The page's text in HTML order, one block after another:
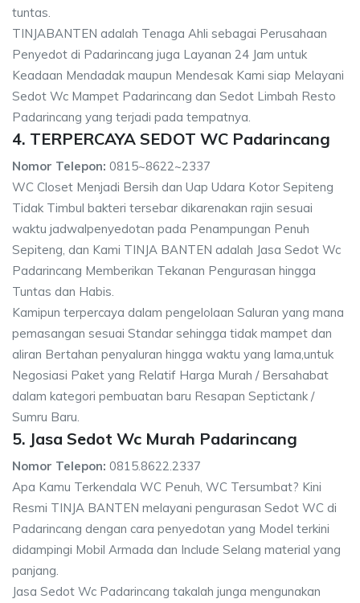
tuntas.
TINJABANTEN adalah Tenaga Ahli sebagai Perusahaan
Penyedot di Padarincang juga Layanan 24 Jam untuk
Keadaan Mendadak maupun Mendesak Kami siap Melayani
Sedot Wc Mampet Padarincang dan Sedot Limbah Resto
Padarincang yang terjadi pada tempatnya.
4. TERPERCAYA SEDOT WC Padarincang
Nomor Telepon: 0815~8622~2337
WC Closet Menjadi Bersih dan Uap Udara Kotor Sepiteng
Tidak Timbul bakteri tersebar dikarenakan rajin sesuai
waktu jadwalpenyedotan pada Penampungan Penuh
Sepiteng, dan Kami TINJA BANTEN adalah Jasa Sedot Wc
Padarincang Memberikan Tekanan Pengurasan hingga
Tuntas dan Habis.
Kamipun terpercaya dalam pengelolaan Saluran yang mana
pemasangan sesuai Standar sehingga tidak mampet dan
aliran Bertahan penyaluran hingga waktu yang lama,untuk
Negosiasi Paket yang Relatif Harga Murah / Bersahabat
dalam kategori pembuatan baru Resapan Septictank /
Sumru Baru.
5. Jasa Sedot Wc Murah Padarincang
Nomor Telepon: 0815.8622.2337
Apa Kamu Terkendala WC Penuh, WC Tersumbat? Kini
Resmi TINJA BANTEN melayani pengurasan Sedot WC di
Padarincang dengan cara penyedotan yang Model terkini
didampingi Mobil Armada dan Include Selang material yang
panjang.
Jasa Sedot Wc Padarincang takalah junga mengunakan